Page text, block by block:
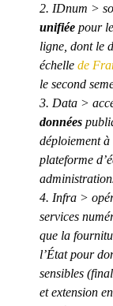
2. IDnum >
unifiée pour
ligne, dont le
échelle de
le second
3. Data >
données
déploiement
plateforme
4. Infra >
services
que la
l’État pour
sensibles
et extension